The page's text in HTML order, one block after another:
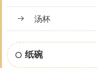
汤杯
纸碗